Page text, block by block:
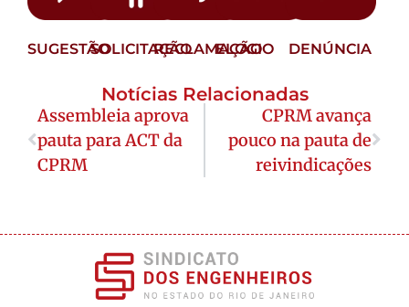
SUGESTÃOSOLICITAÇÃORECLAMAÇÃO
ELOGIO DENÚNCIA
Notícias Relacionadas
Assembleia aprova
pauta para ACT da
CPRM
CPRM avança
pouco na pauta de
reivindicações